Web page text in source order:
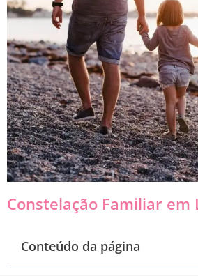
Constelação Familiar em
Conteúdo da página